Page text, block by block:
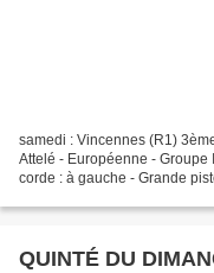
samedi : Vincennes (R1)
Attelé - Européenne - Groupe
corde : à gauche - Grande
QUINTÉ DU